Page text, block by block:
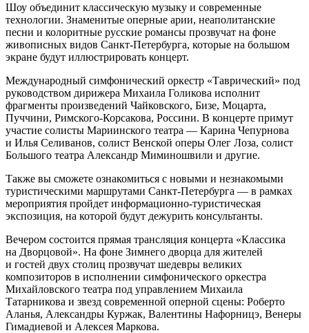
Шоу объединит классическую музыку и современные
технологии. Знаменитые оперные арии, неаполитанские
песни и колоритные русские романсы прозвучат на фоне
живописных видов Санкт-Петербурга, которые на большом
экране будут иллюстрировать концерт.
Международный симфонический оркестр «Таврический» под
руководством дирижера Михаила Голикова исполнит
фрагменты произведений Чайковского, Бизе, Моцарта,
Пуччини, Римского-Корсакова, Россини. В концерте примут
участие солисты Мариинского театра — Карина Чепурнова
и Илья Селиванов, солист Венской оперы Олег Лоза, солист
Большого театра Александр Миминошвили и другие.
Также вы сможете ознакомиться с новыми и незнакомыми
туристическими маршрутами Санкт-Петербурга — в рамках
мероприятия пройдет информационно-туристическая
экспозиция, на которой будут дежурить консультанты.
Вечером состоится прямая трансляция концерта «Классика
на Дворцовой». На фоне Зимнего дворца для жителей
и гостей двух столиц прозвучат шедевры великих
композиторов в исполнении симфонического оркестра
Михайловского театра под управлением Михаила
Татарникова и звезд современной оперной сцены: Роберто
Аланья, Александры Куржак, Валентины Нафорницэ, Венеры
Гимадиевой и Алексея Маркова.